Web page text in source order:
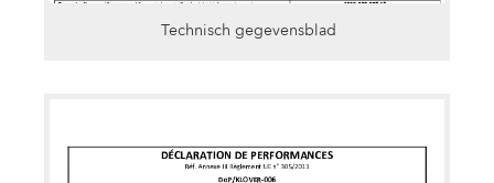
Technisch gegevensblad